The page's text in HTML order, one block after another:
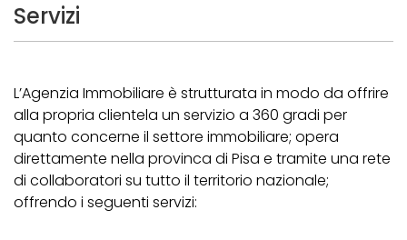
Lascia Una Recensione
Servizi
L’Agenzia Immobiliare è strutturata in modo da offrire
alla propria clientela un servizio a 360 gradi per
quanto concerne il settore immobiliare; opera
direttamente nella provinca di Pisa e tramite una rete
di collaboratori su tutto il territorio nazionale;
offrendo i seguenti servizi: